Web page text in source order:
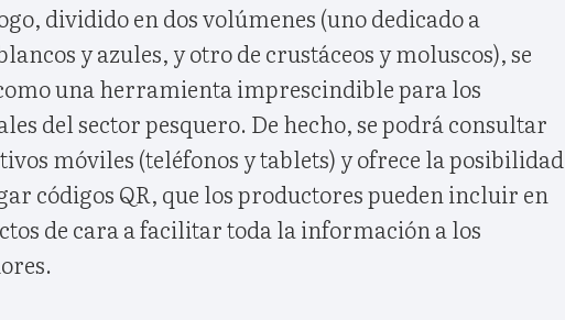
dividido en dos volúmenes (uno dedicado a
y azules, y otro de crustáceos y moluscos), se
una herramienta imprescindible para los
del sector pesquero. De hecho, se podrá consultar
móviles (teléfonos y tablets) y ofrece la posibilidad
códigos QR, que los productores pueden incluir en
de cara a facilitar toda la información a los